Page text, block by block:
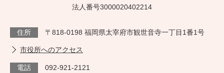
法人番号3000020402214
住所 〒818-0198 福岡県太宰府市観世音寺一丁目1番1号
市役所へのアクセス
電話 092-921-2121